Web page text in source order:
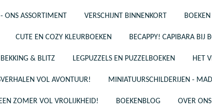
ONS ASSORTIMENT VERSCHIJNT BINNENKORT BOEKEN
CUTE EN COZY KLEURBOEKEN BECAPPY! CAPIBARA BIJ
BEKKING & BLITZ LEGPUZZELS EN PUZZELBOEKEN HET
VOL AVONTUUR! MINIATUURSCHILDERIJEN -
ZOMER VOL VROLIJKHEID! BOEKENBLOG OVER ONS